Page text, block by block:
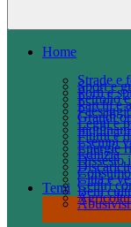
Home
Temi Beni
Centri
Città e
Dissesto
Edilizia
Energie
Esempi
Fiumi e
Leggi e
Grandi
Parchi e
Petrolio
Porti e
Sport e
Strade e